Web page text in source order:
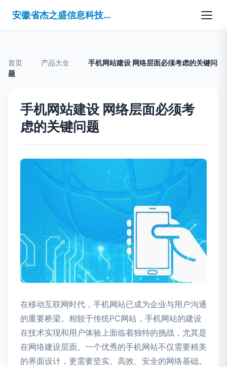
安徽省杰之盛信息科技有限公司
首页 产品大全
手机网站建设 网络层面必须考虑的关键问
题
手机网站建设 网络层面必须考
虑的关键问题
在移动互联网时代，手机网站已成为企业与用户沟通
的重要桥梁。相较于传统PC网站，手机网站的建设
在技术实现和用户体验上面临着独特的挑战，尤其是
在网络建设层面。一个优秀的手机网站不仅需要精美
的界面设计，更需要坚实、高效、安全的网络基础。